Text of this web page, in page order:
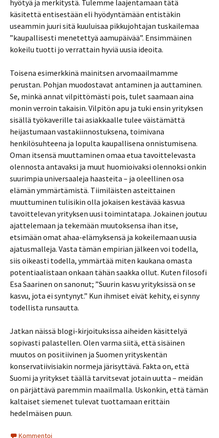
hyötyä ja merkitystä. Tulemme laajentamaan tätä
käsitettä entisestään eli hyödyntämään entistäkin
useammin juuri sitä kuuluisaa pikkujohtajan tuskailemaa
”kaupallisesti menetettyä aamupäivää”. Ensimmäinen
kokeilu tuotti jo verrattain hyviä uusia ideoita.
Toisena esimerkkinä mainitsen arvomaailmamme
perustan. Pohjan muodostavat antaminen ja auttaminen.
Se, minkä annat vilpittömästi pois, tulet saamaan aina
monin verroin takaisin. Vilpitön apu ja tuki ensin yrityksen
sisällä työkaverille tai asiakkaalle tulee väistämättä
heijastumaan vastakiinnostuksena, toimivana
henkilösuhteena ja lopulta kaupallisena onnistumisena.
Oman itsensä muuttaminen omaa etua tavoittelevasta
olennosta antavaksi ja muut huomioivaksi olennoksi onkin
suurimpia universaaleja haasteita – ja oleellinen osa
elämän ymmärtämistä. Tiimiläisten asteittainen
muuttuminen tulisikin olla jokaisen kestävää kasvua
tavoittelevan yrityksen uusi toimintatapa. Jokainen joutuu
ajattelemaan ja tekemään muutoksensa ihan itse,
etsimään omat ahaa-elämyksensä ja kokeilemaan uusia
ajatusmalleja. Vasta tämän empirian jälkeen voi todella,
siis oikeasti todella, ymmärtää miten kaukana omasta
potentiaalistaan onkaan tähän saakka ollut. Kuten filosofi
Esa Saarinen on sanonut; ”Suurin kasvu yrityksissä on se
kasvu, jota ei syntynyt.” Kun ihmiset eivät kehity, ei synny
todellista runsautta.
Jatkan näissä blogi-kirjoituksissa aiheiden käsittelyä
sopivasti palastellen. Olen varma siitä, että sisäinen
muutos on positiivinen ja Suomen yrityskentän
konservatiivisiakin normeja järisyttävä. Fakta on, että
Suomi ja yritykset täällä tarvitsevat jotain uutta – meidän
on pärjättävä paremmin maailmalla. Uskonkin, että tämän
kaltaiset siemenet tulevat tuottamaan erittäin
hedelmäisen puun.
Kommentoi